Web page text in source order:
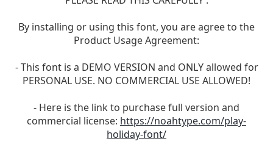
By installing or using this font, you are agree to the
Product Usage Agreement:
- This font is a DEMO VERSION and ONLY allowed for
PERSONAL USE. NO COMMERCIAL USE ALLOWED!
- Here is the link to purchase full version and
commercial license: https://noahtype.com/play-
holiday-font/